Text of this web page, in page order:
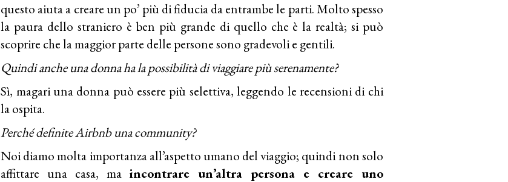
questo aiuta a creare un po’ più di fiducia da entrambe le parti. Molto spesso
la paura dello straniero è ben più grande di quello che è la realtà; si può
scoprire che la maggior parte delle persone sono gradevoli e gentili.
Quindi anche una donna ha la possibilità di viaggiare più serenamente?
Sì, magari una donna può essere più selettiva, leggendo le recensioni di chi
la ospita.
Perché definite Airbnb una community?
Noi diamo molta importanza all’aspetto umano del viaggio; quindi non solo
affittare una casa, maincontrare un’altra persona e creare uno